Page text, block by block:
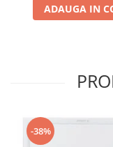
ADAUGA IN
-38%